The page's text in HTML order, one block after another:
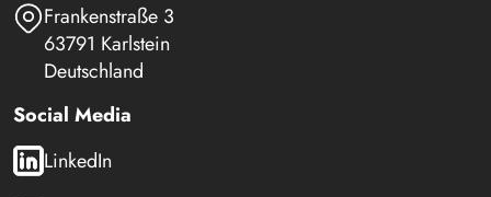
Frankenstraße 3
63791 Karlstein
Deutschland
Social Media
LinkedIn